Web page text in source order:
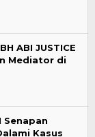
ABI JUSTICE
Mediator di
Senapan
Kasus